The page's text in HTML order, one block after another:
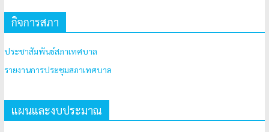
กิจการสภา
ประชาสัมพันธ์สภาเทศบาล
รายงานการประชุมสภาเทศบาล
แผนและงบประมาณ